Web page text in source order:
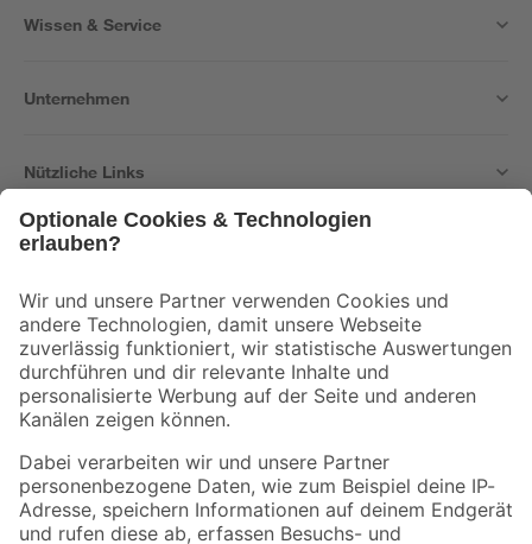
Wissen & Service
Unternehmen
Nützliche Links
Der toom Newsletter: Keine Angebote und Aktionen mehr verpassen!
Zur Newsletter Anmeldung
Folge uns
Zahlungsarten Versandarten